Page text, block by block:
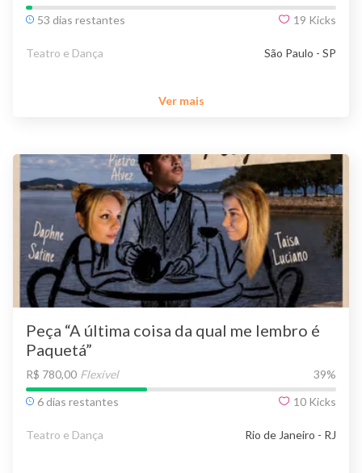
53 dias restantes
19 Kicks
Teatro e Dança São Paulo - SP
Ver mais
Peça “A última coisa da qual me lembro é
Paquetá”
R$ 780,00 Flexível 39%
6 dias restantes
10 Kicks
Teatro e Dança Rio de Janeiro - RJ